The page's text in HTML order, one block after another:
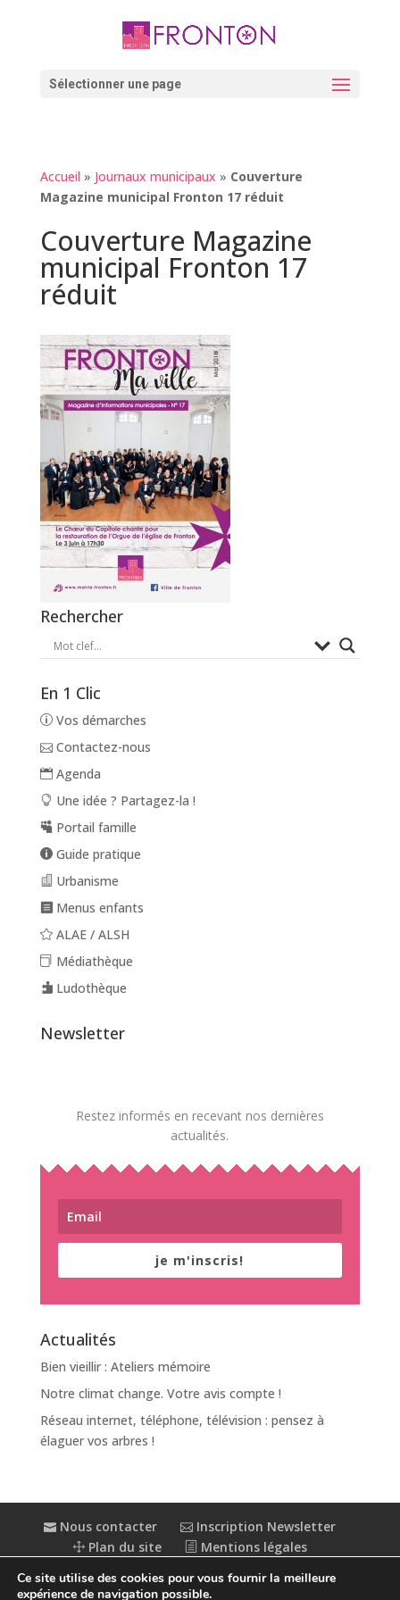
Sélectionner une page
Accueil » Journaux municipaux » Couverture
Magazine municipal Fronton 17 réduit
Couverture Magazine
municipal Fronton 17
réduit
Rechercher
En 1 Clic
Vos démarches
Contactez-nous
Agenda
Une idée ? Partagez-la !
Portail famille
Guide pratique
Urbanisme
Menus enfants
ALAE / ALSH
Médiathèque
Ludothèque
Newsletter
Restez informés en recevant nos dernières
actualités.
je m'inscris!
Actualités
Bien vieillir : Ateliers mémoire
Notre climat change. Votre avis compte !
Réseau internet, téléphone, télévision : pensez à
élaguer vos arbres !
Nous contacter
Inscription Newsletter
Plan du site
Mentions légales
Accessibilité : partiellement conforme
Ce site utilise des cookies pour vous fournir la meilleure
expérience de navigation possible.